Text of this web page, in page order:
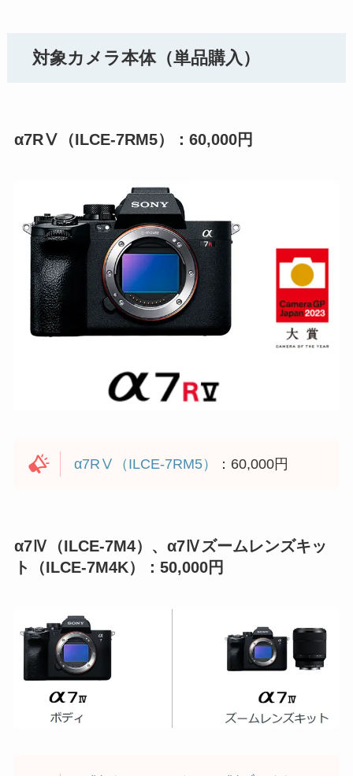
対象カメラ本体（単品購入）
α7RⅤ（ILCE-7RM5）：60,000円
α7RⅤ（ILCE-7RM5） ：60,000円
α7Ⅳ（ILCE-7M4）、α7Ⅳズームレンズキッ
ト（ILCE-7M4K）：50,000円